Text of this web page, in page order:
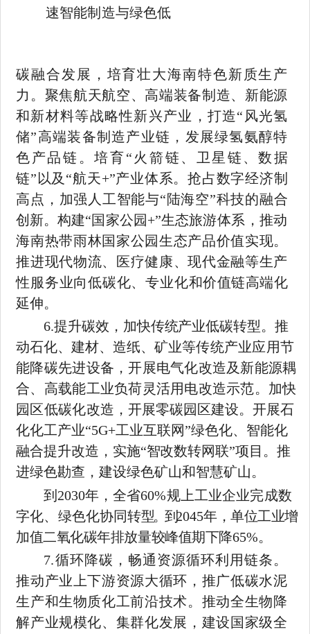
速智能制造与绿色低
碳融合发展，培育壮大海南特色新质生产
力。聚焦航天航空、高端装备制造、新能源
和新材料等战略性新兴产业，打造“风光氢
储”高端装备制造产业链，发展绿氢氨醇特
色产品链。培育“火箭链、
卫星链、数据
链”以及“航天+”产业体系。抢占数字经济制
高点， 加强人工智能与“陆海空”科技的融合
创新。构建“国家公园+”生态旅游体系，推动
海南热带雨林国家公园生态产品价值实现。
推进现代物流、医疗健康、现代金融等生产
性服务业向低碳化、专业化和价值链高端化
延伸。
6.提升碳效，加快传统产业低碳转型。推
动石化、建材、造纸、 矿业等传统产业应用节
能降碳先进设备，开展电气化改造及新能源耦
合、高载能工业负荷灵活用电改造示范。加快
园区低碳化改造，开展零碳园区建设。开展石
化化工产业“5G+工业互联网”绿色化、 智能化
融合提升改造，实施“智改数转网联”项目。推
进绿色勘查， 建设绿色矿山和智慧矿山。
到 2030年，全省60%规上工业企业完成数
字化、绿色化协同转型。到2045年，单位工业增
加值二氧化碳年排放量较峰值期下降65%。
7.循环降碳，畅通资源循环利用链条。
推动产业上下游资源大循环，推广低碳水泥
生产和生物质化工前沿技术。推动全生物降
解产业规模化、集群化发展，建设国家级全